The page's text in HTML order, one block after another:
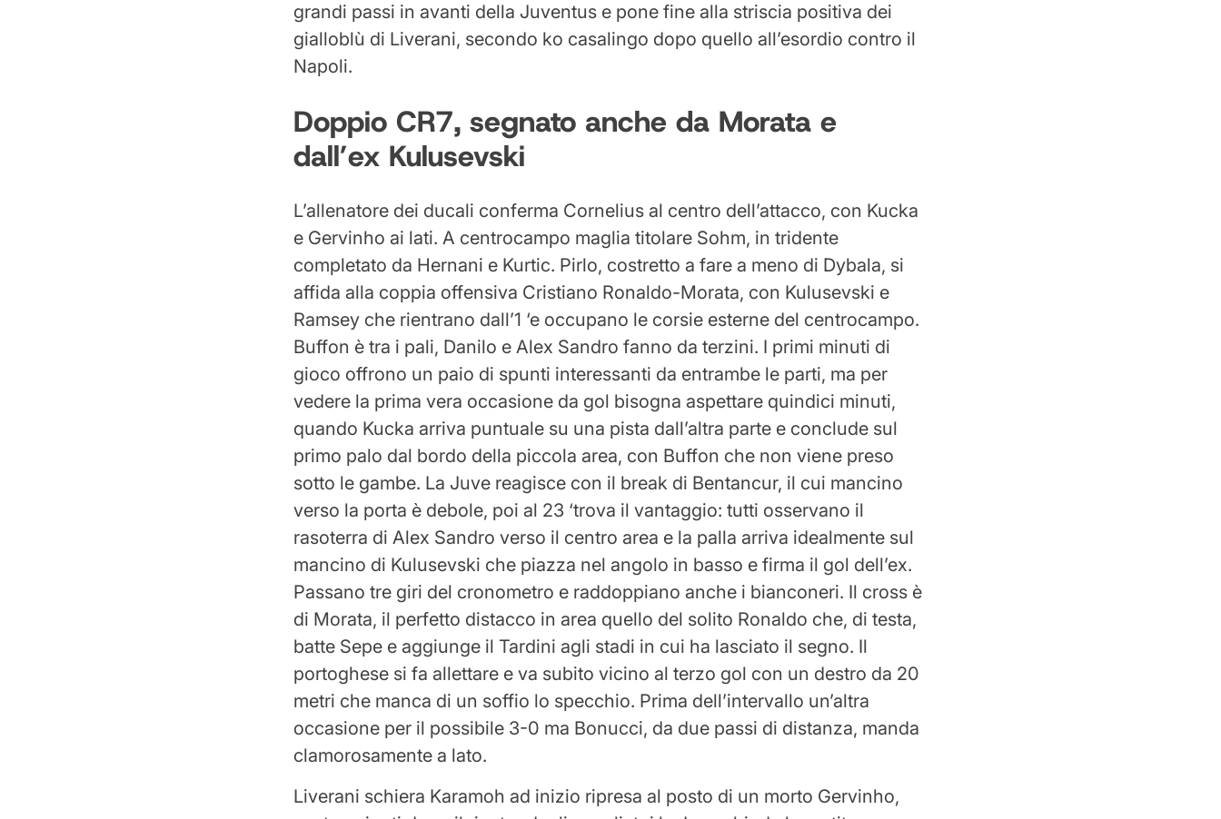
grandi passi in avanti della Juventus e pone fine alla striscia positiva dei
gialloblù di Liverani, secondo ko casalingo dopo quello all’esordio contro il
Napoli.
Doppio CR7, segnato anche da Morata e
dall’ex Kulusevski
L’allenatore dei ducali conferma Cornelius al centro dell’attacco, con Kucka
e Gervinho ai lati. A centrocampo maglia titolare Sohm, in tridente
completato da Hernani e Kurtic. Pirlo, costretto a fare a meno di Dybala, si
affida alla coppia offensiva Cristiano Ronaldo-Morata, con Kulusevski e
Ramsey che rientrano dall’1 ‘e occupano le corsie esterne del centrocampo.
Buffon è tra i pali, Danilo e Alex Sandro fanno da terzini. I primi minuti di
gioco offrono un paio di spunti interessanti da entrambe le parti, ma per
vedere la prima vera occasione da gol bisogna aspettare quindici minuti,
quando Kucka arriva puntuale su una pista dall’altra parte e conclude sul
primo palo dal bordo della piccola area, con Buffon che non viene preso
sotto le gambe. La Juve reagisce con il break di Bentancur, il cui mancino
verso la porta è debole, poi al 23 ‘trova il vantaggio: tutti osservano il
rasoterra di Alex Sandro verso il centro area e la palla arriva idealmente sul
mancino di Kulusevski che piazza nel angolo in basso e firma il gol dell’ex.
Passano tre giri del cronometro e raddoppiano anche i bianconeri. Il cross è
di Morata, il perfetto distacco in area quello del solito Ronaldo che, di testa,
batte Sepe e aggiunge il Tardini agli stadi in cui ha lasciato il segno. Il
portoghese si fa allettare e va subito vicino al terzo gol con un destro da 20
metri che manca di un soffio lo specchio. Prima dell’intervallo un’altra
occasione per il possibile 3-0 ma Bonucci, da due passi di distanza, manda
clamorosamente a lato.
Liverani schiera Karamoh ad inizio ripresa al posto di un morto Gervinho,